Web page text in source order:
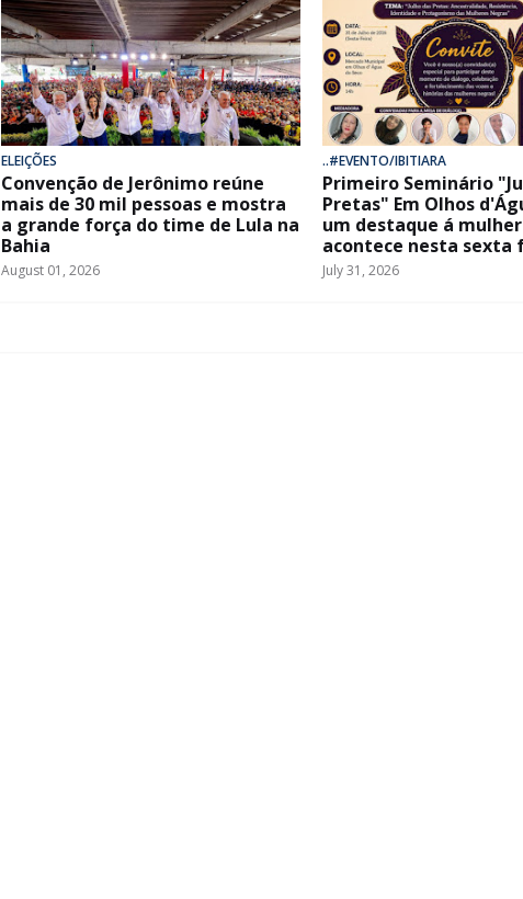
ELEIÇÕES
Convenção de Jerônimo reúne
mais de 30 mil pessoas e mostra
a grande força do time de Lula na
Bahia
August 01, 2026
..#EVENTO/IBITIARA
Primeiro Seminário
Pretas" Em Olhos
um destaque á
acontece nesta sexta
July 31, 2026